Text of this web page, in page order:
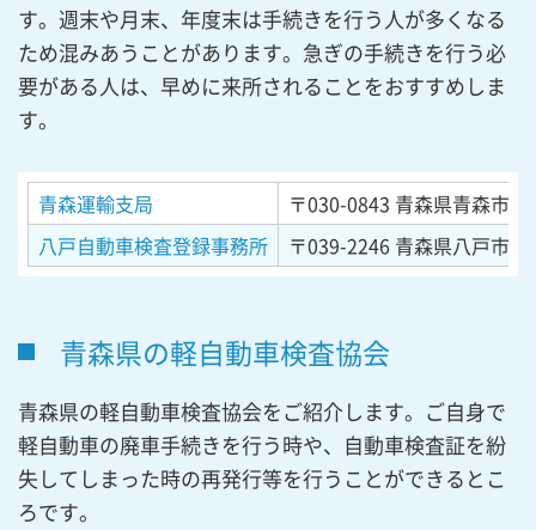
す。週末や月末、年度末は手続きを行う人が多くなる
ため混みあうことがあります。急ぎの手続きを行う必
要がある人は、早めに来所されることをおすすめしま
す。
青森運輸支局 〒030-0843 青森県青森市
八戸自動車検査登録事務所
〒039-2246 青森県八戸市
青森県の軽自動車検査協会
青森県の軽自動車検査協会をご紹介します。ご自身で
軽自動車の廃車手続きを行う時や、自動車検査証を紛
失してしまった時の再発行等を行うことができるとこ
ろです。